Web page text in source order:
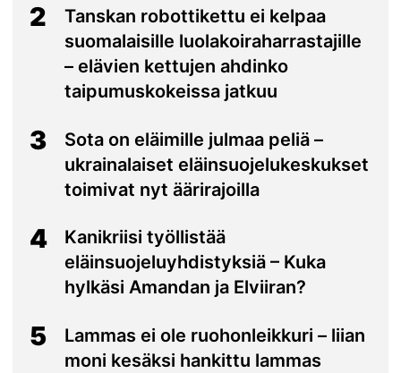
2
Tanskan robottikettu ei kelpaa
suomalaisille luolakoiraharrastajille
– elävien kettujen ahdinko
taipumuskokeissa jatkuu
3
Sota on eläimille julmaa peliä –
ukrainalaiset eläinsuojelukeskukset
toimivat nyt äärirajoilla
4
Kanikriisi työllistää
eläinsuojeluyhdistyksiä – Kuka
hylkäsi Amandan ja Elviiran?
5
Lammas ei ole ruohonleikkuri – liian
moni kesäksi hankittu lammas